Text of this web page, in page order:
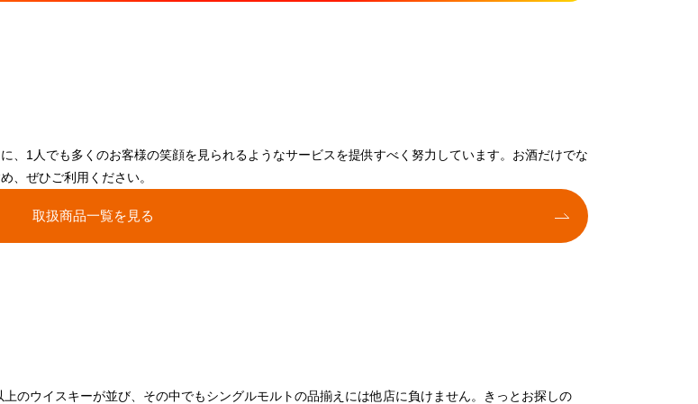
、1人でも多くのお客様の笑顔を見られるようなサービスを提供すべく努力しています。お酒だけでな
、ぜひご利用ください。
取扱商品一覧を見る
のウイスキーが並び、その中でもシングルモルトの品揃えには他店に負けません。きっとお探しの